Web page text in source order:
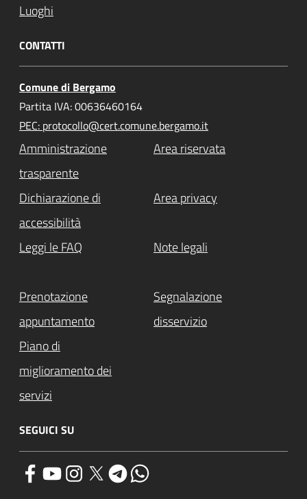
Luoghi
CONTATTI
Comune di Bergamo
Partita IVA: 00636460164
PEC: protocollo@cert.comune.bergamo.it
Amministrazione
trasparente
Area riservata
Dichiarazione di
accessibilità
Area privacy
Leggi le FAQ Note legali
Prenotazione
appuntamento
Segnalazione
disservizio
Piano di
miglioramento dei
servizi
SEGUICI SU